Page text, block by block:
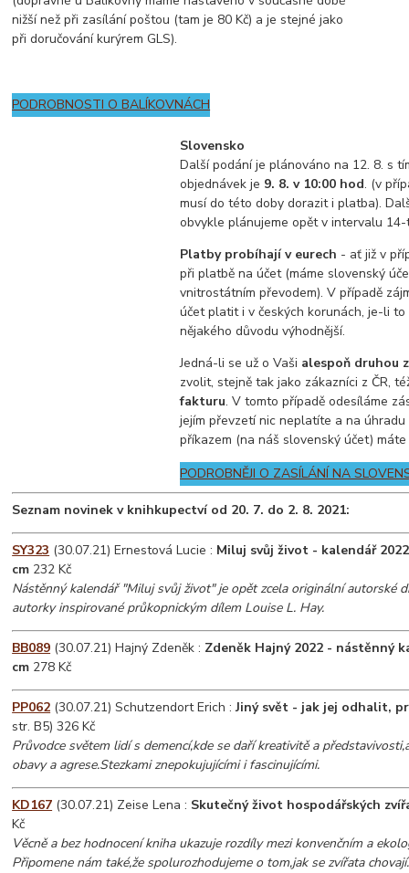
nižší než při zasílání poštou (tam je 80 Kč) a je stejné jako
při doručování kurýrem GLS).
PODROBNOSTI O BALÍKOVNÁCH
Slovensko
Další podání je plánováno na 12. 8. s
objednávek je 9. 8. v 10:00 hod. (v
musí do této doby dorazit i platba).
obvykle plánujeme opět v intervalu
Platby probíhají v eurech - ať již v
při platbě na účet (máme slovenský
vnitrostátním převodem). V případě
účet platit i v českých korunách, je-li to
nějakého důvodu výhodnější.
Jedná-li se už o Vaši alespoň druhou
zvolit, stejně tak jako zákazníci z ČR,
fakturu. V tomto případě odesíláme
jejím převzetí nic neplatíte a na úhradu
příkazem (na náš slovenský účet)
PODROBNĚJI O ZASÍLÁNÍ NA
Seznam novinek v knihkupectví od 20. 7. do 2. 8. 2021:
SY323 (30.07.21) Ernestová Lucie : Miluj svůj život - kalendář
cm 232 Kč
Nástěnný kalendář "Miluj svůj život" je opět zcela originální autorské
autorky inspirované průkopnickým dílem Louise L. Hay.
BB089 (30.07.21) Hajný Zdeněk : Zdeněk Hajný 2022 - nástěnný
cm 278 Kč
PP062 (30.07.21) Schutzendort Erich :Jiný svět - jak jej odhalit,
str. B5) 326 Kč
Průvodce světem lidí s demencí,kde se daří kreativitě a
obavy a agrese.Stezkami znepokujujícími i fascinujícími.
KD167 (30.07.21) Zeise Lena : Skutečný život hospodářských
Kč
Věcně a bez hodnocení kniha ukazuje rozdíly mezi konvenčním a
Připomene nám také,že spolurozhodujeme o tom,jak se zvířata chovají.